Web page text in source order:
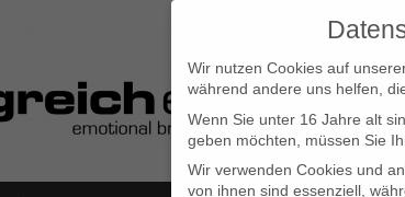
Wir nutzen Cookies auf
während andere uns helfen,
Wenn Sie unter 16 Jahre alt
geben möchten, müssen Sie
Wir verwenden Cookies und
von ihnen sind essenziell,